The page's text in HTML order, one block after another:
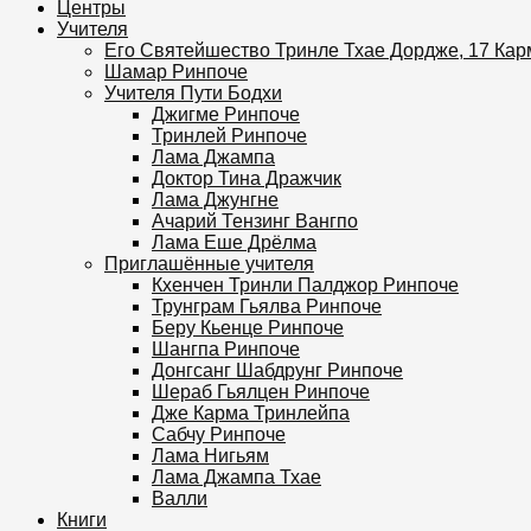
Центры
Учителя
Его Святейшество Тринле Тхае Дордже, 17
Шамар Ринпоче
Учителя Пути Бодхи
Джигме Ринпоче
Тринлей Ринпоче
Лама Джампа
Доктор Тина Дражчик
Лама Джунгне
Ачарий Тензинг Вангпо
Лама Еше Дрёлма
Приглашённые учителя
Кхенчен Тринли Палджор Ринпоче
Трунграм Гьялва Ринпоче
Беру Кьенце Ринпоче
Шангпа Ринпоче
Донгсанг Шабдрунг Ринпоче
Шераб Гьялцен Ринпоче
Дже Карма Тринлейпа
Сабчу Ринпоче
Лама Нигьям
Лама Джампа Тхае
Валли
Книги